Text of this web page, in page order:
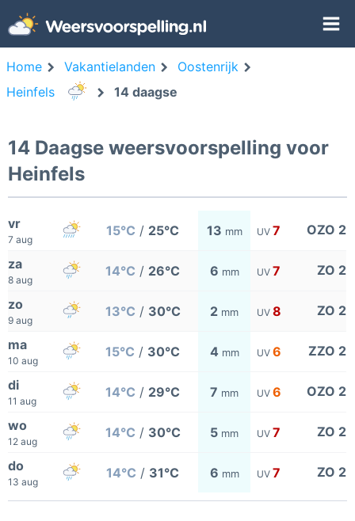
Home Vakantielanden
Oostenrijk
Heinfels
14 daagse
14 Daagse weersvoorspelling voor
Heinfels
vr
7 aug
15°C / 25°C 13 mm UV 7 OZO 2
za
8 aug
14°C / 26°C 6 mm UV 7 ZO 2
zo
9 aug
13°C / 30°C 2 mm UV 8 ZO 2
ma
10 aug
15°C / 30°C 4 mm UV 6 ZZO 2
di
11 aug
14°C / 29°C 7 mm UV 6 OZO 2
wo
12 aug
14°C / 30°C 5 mm UV 7 ZO 2
do
13 aug
14°C / 31°C 6 mm UV 7 ZO 2